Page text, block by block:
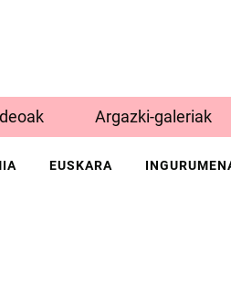
Argazki-galeriak
EUSKARA